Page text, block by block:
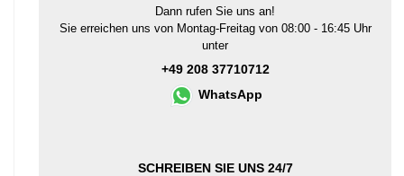
Dann rufen Sie uns an!
Sie erreichen uns von Montag-Freitag von 08:00 - 16:45 Uhr
unter
+49 208 37710712
WhatsApp
SCHREIBEN SIE UNS 24/7